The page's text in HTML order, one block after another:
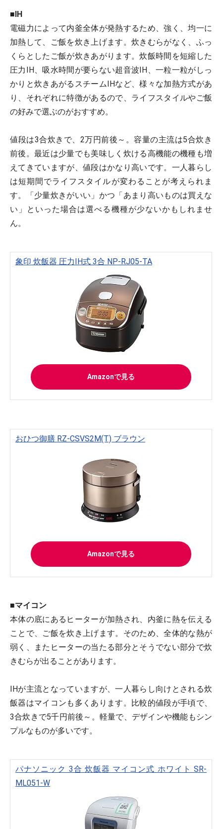
■IH
電磁力によって内釜全体が発熱するため、強く、均一に
加熱して、ご飯を炊き上げます。炊きむらがなく、ふっ
くらとしたご飯が炊きあがります。炊飯時間を短縮した
圧力IH、吸水時間が要らない超音波IH、一粒一粒がしっ
かりと炊きあがるスチームIHなど、様々な加熱方式があ
り、それぞれに特徴があるので、ライフスタイルやご飯
の好みで選ぶのがおすすめ。
値段は3合炊きで、2万円前後～。容量の主流は5合炊き
前後。最近は少量でも美味しく炊ける高機能の機種も増
えてきていますが、値段はかなり高いです。一人暮らし
は短期間でライフスタイルが変わることが考えられま
す。「少量炊きがいい」かつ「あまり高いものは買えな
い」といった場合は選べる機種が少ないかもしれませ
ん。
象印 炊飯器 圧力IH式 3合 NP-RJ05-TA
Amazonで見る
おひつ御膳 RZ-CSVS2M(T) ブラウン
Amazonで見る
■マイコン
本体の底にあるヒーターが加熱され、内釜に熱を伝える
ことで、ご飯を炊き上げます。そのため、全体的な熱が
弱く、またヒーターの当たる部分とそうでない部分で炊
きむらが出ることがあります。
IHが主流となっていますが、一人暮らし向けとされる炊
飯器はマイコンも多くあります。比較的値段が手頃で、
3合炊きで5千円前後～。軽量で、デザインや機能もシン
プルなものが多いです。
パナソニック 3合 炊飯器 マイコン式 ホワイト SR-
ML051-W